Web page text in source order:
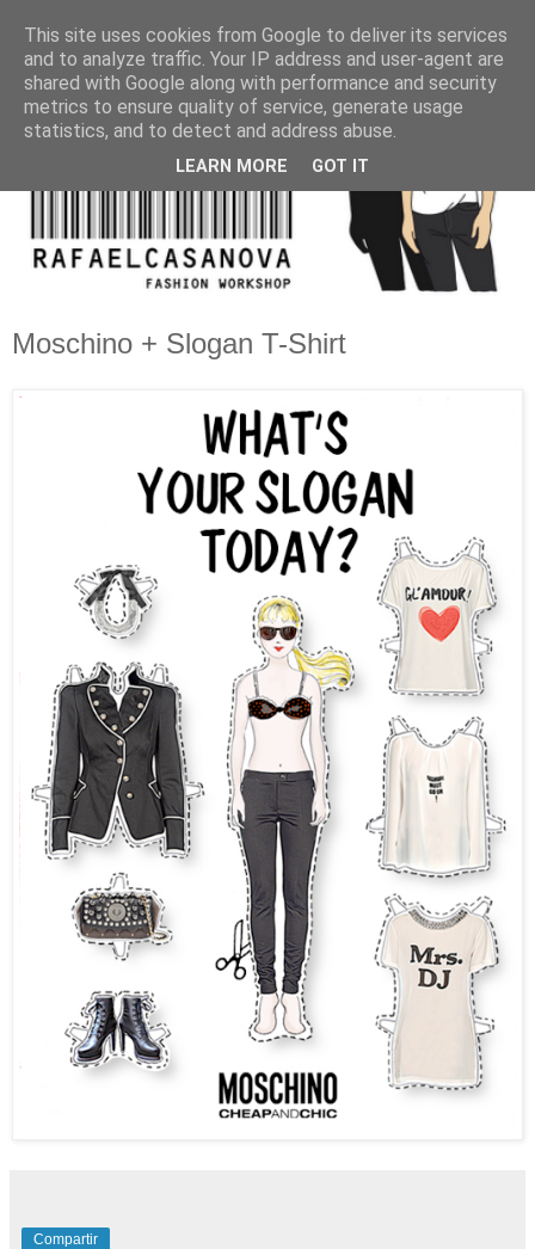
Moschino + Slogan T-Shirt
Compartir
This site uses cookies from Google to deliver its services
and to analyze traffic. Your IP address and user-agent are
shared with Google along with performance and security
metrics to ensure quality of service, generate usage
statistics, and to detect and address abuse.
LEARN MORE GOT IT